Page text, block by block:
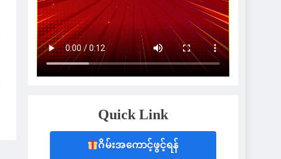
Quick Link
ဂိမ်းအကောင့်ဖွင့်ရန်